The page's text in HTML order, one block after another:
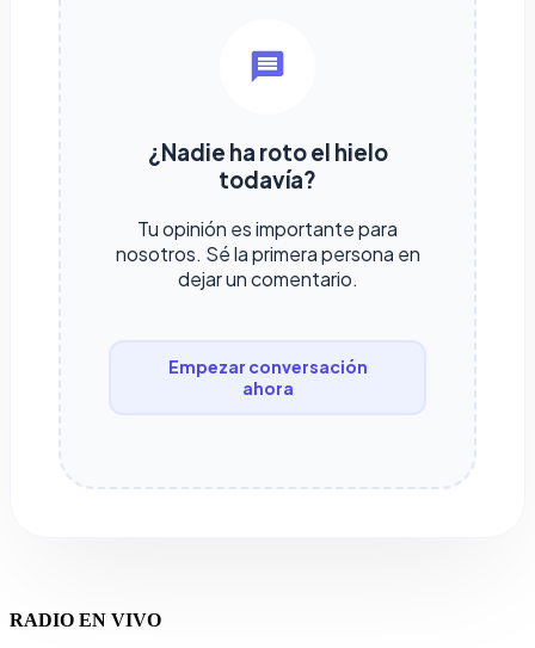
¿Nadie ha roto el hielo
todavía?
Tu opinión es importante para
nosotros. Sé la primera persona en
dejar un comentario.
Empezar conversación
ahora
RADIO EN VIVO